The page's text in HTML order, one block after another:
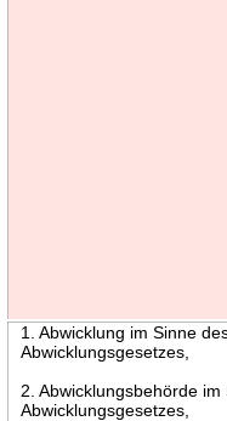
1. Abwicklung im Sinne
Abwicklungsgesetzes,
2. Abwicklungsbehörde
Abwicklungsgesetzes,